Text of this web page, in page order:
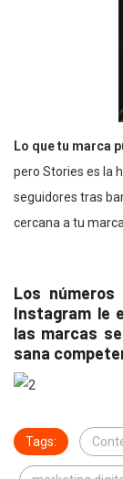
Lo que tu marca
pero Stories es la
seguidores tras
cercana a tu
Los
Instagram le
las marcas
sana
Tags: